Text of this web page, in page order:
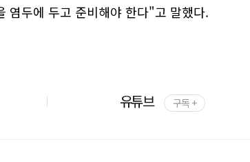
염두에 두고 준비해야 한다"고 말했다.
유튜브 구독 +